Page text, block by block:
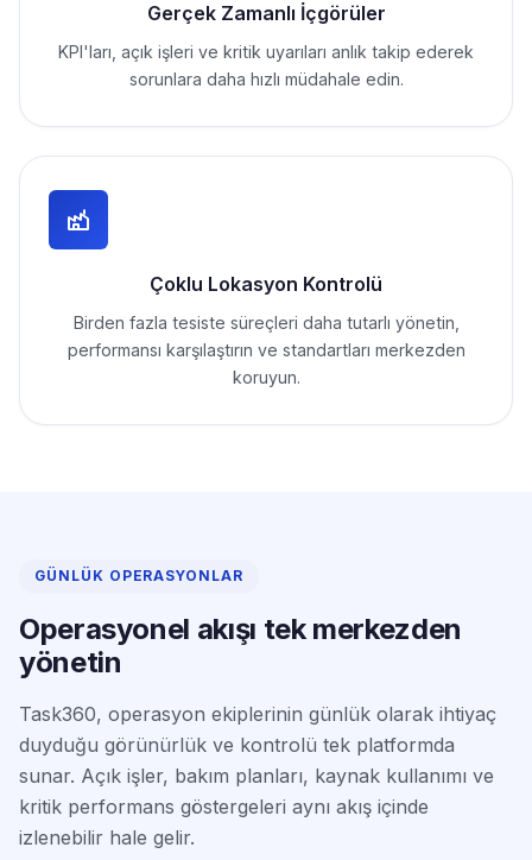
Gerçek Zamanlı İçgörüler
KPI'ları, açık işleri ve kritik uyarıları anlık takip ederek
sorunlara daha hızlı müdahale edin.
Çoklu Lokasyon Kontrolü
Birden fazla tesiste süreçleri daha tutarlı yönetin,
performansı karşılaştırın ve standartları merkezden
koruyun.
GÜNLÜK OPERASYONLAR
Operasyonel akışı tek merkezden
yönetin
Task360, operasyon ekiplerinin günlük olarak ihtiyaç
duyduğu görünürlük ve kontrolü tek platformda
sunar. Açık işler, bakım planları, kaynak kullanımı ve
kritik performans göstergeleri aynı akış içinde
izlenebilir hale gelir.